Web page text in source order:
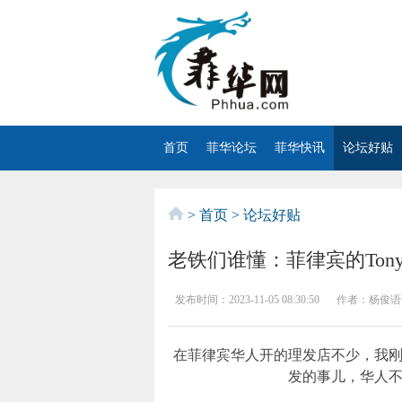
首页 菲华论坛 菲华快讯 论坛好贴
> 首页 > 论坛好贴
老铁们谁懂：菲律宾的
发布时间： 2023-11-05 08:30:50 作者： 杨俊
在菲律宾华人开的理发店不少，我
发的事儿，华人